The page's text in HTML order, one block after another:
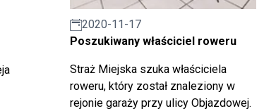
2020-11-17
Poszukiwany właściciel roweru
Straż Miejska szuka właściciela
roweru, który został znaleziony w
rejonie garaży przy ulicy Objazdowej.